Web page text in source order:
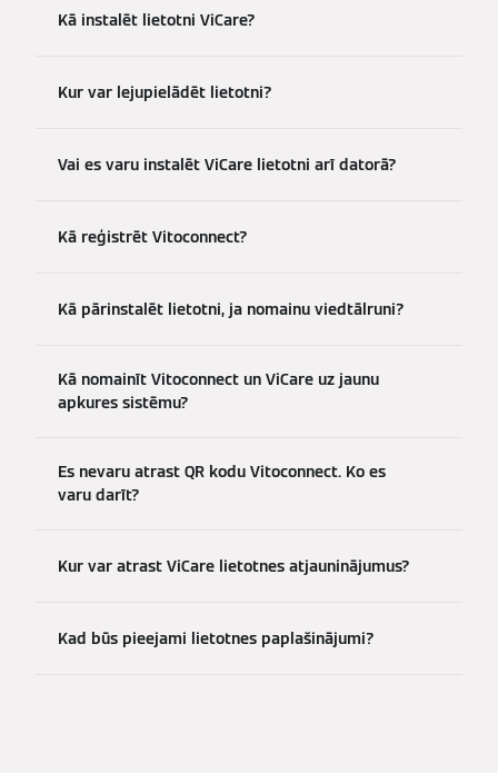
Kā instalēt lietotni ViCare?
Kur var lejupielādēt lietotni?
Vai es varu instalēt ViCare lietotni arī datorā?
Kā reģistrēt Vitoconnect?
Kā pārinstalēt lietotni, ja nomainu viedtālruni?
Kā nomainīt Vitoconnect un ViCare uz jaunu
apkures sistēmu?
Es nevaru atrast QR kodu Vitoconnect. Ko es
varu darīt?
Kur var atrast ViCare lietotnes atjauninājumus?
Kad būs pieejami lietotnes paplašinājumi?